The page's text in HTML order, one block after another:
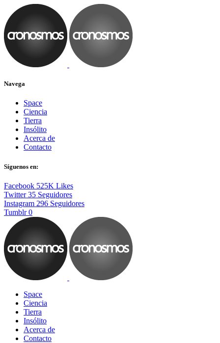
Navega
Space
Ciencia
Tierra
Insólito
Acerca de
Contacto
Síguenos en:
Facebook 525K Likes
Twitter 35 Seguidores
Instagram 296 Seguidores
Tumblr 0
Space
Ciencia
Tierra
Insólito
Acerca de
Contacto